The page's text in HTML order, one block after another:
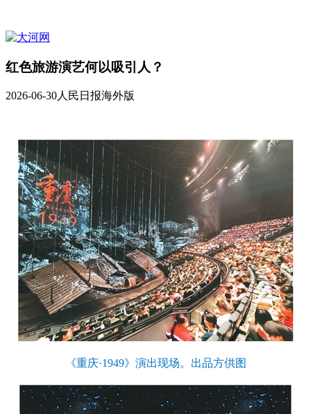
红色旅游演艺何以吸引人？
2026-06-30人民日报海外版
《重庆·1949》演出现场。出品方供图